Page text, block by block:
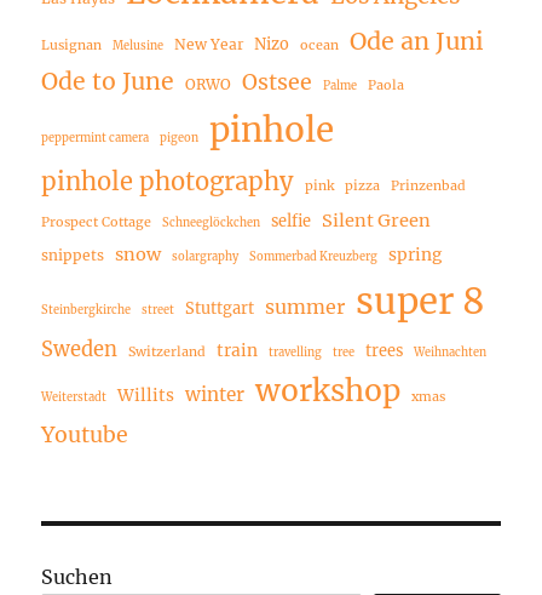
Lusignan Melusine New Year Nizo ocean
Ode an Juni
Ode to June
ORWO Ostsee Palme Paola
peppermint camera pigeon pinhole
pinhole photography pink pizza Prinzenbad
Prospect Cottage Schneeglöckchen selfie Silent Green
snippets snow solargraphy Sommerbad Kreuzberg spring
Steinbergkirche street Stuttgart summer super 8
Sweden Switzerland train travelling tree trees Weihnachten
Weiterstadt Willits winter workshop xmas
Youtube
Suchen